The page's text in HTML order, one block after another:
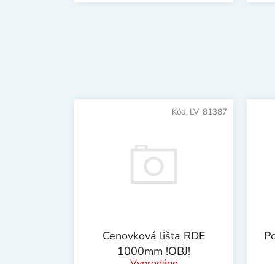
Cenovková lišta RDE
1000mm !OBJ!
Kód: LV_81387